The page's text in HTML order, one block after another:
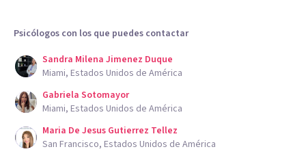
Psicólogos con los que puedes contactar
Sandra Milena Jimenez Duque
Miami, Estados Unidos de América
Gabriela Sotomayor
Miami, Estados Unidos de América
Maria De Jesus Gutierrez Tellez
San Francisco, Estados Unidos de América